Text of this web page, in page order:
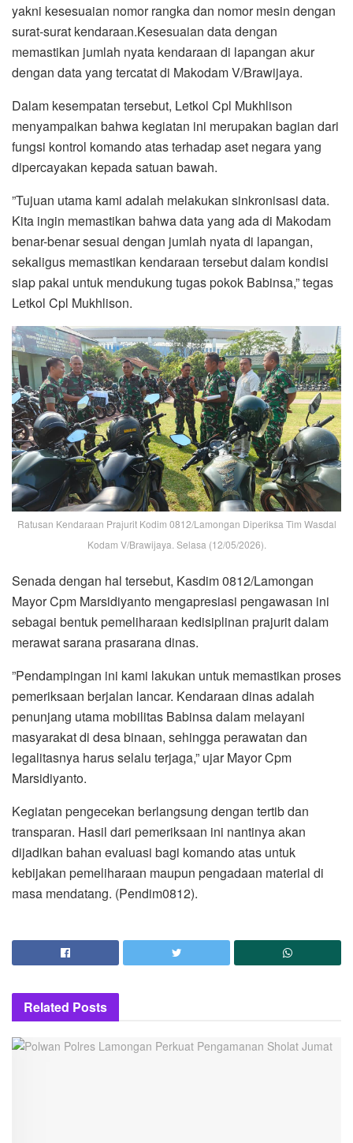
yakni kesesuaian nomor rangka dan nomor mesin dengan
surat-surat kendaraan.​Kesesuaian data dengan
memastikan jumlah nyata kendaraan di lapangan akur
dengan data yang tercatat di Makodam V/Brawijaya.
​Dalam kesempatan tersebut, Letkol Cpl Mukhlison
menyampaikan bahwa kegiatan ini merupakan bagian dari
fungsi kontrol komando atas terhadap aset negara yang
dipercayakan kepada satuan bawah.
​”Tujuan utama kami adalah melakukan sinkronisasi data.
Kita ingin memastikan bahwa data yang ada di Makodam
benar-benar sesuai dengan jumlah nyata di lapangan,
sekaligus memastikan kendaraan tersebut dalam kondisi
siap pakai untuk mendukung tugas pokok Babinsa,” tegas
Letkol Cpl Mukhlison.
Ratusan Kendaraan Prajurit Kodim 0812/Lamongan Diperiksa Tim Wasdal
Kodam V/Brawijaya. Selasa (12/05/2026).
​Senada dengan hal tersebut, Kasdim 0812/Lamongan
Mayor Cpm Marsidiyanto mengapresiasi pengawasan ini
sebagai bentuk pemeliharaan kedisiplinan prajurit dalam
merawat sarana prasarana dinas.
​”Pendampingan ini kami lakukan untuk memastikan proses
pemeriksaan berjalan lancar. Kendaraan dinas adalah
penunjang utama mobilitas Babinsa dalam melayani
masyarakat di desa binaan, sehingga perawatan dan
legalitasnya harus selalu terjaga,” ujar Mayor Cpm
Marsidiyanto.
​Kegiatan pengecekan berlangsung dengan tertib dan
transparan. Hasil dari pemeriksaan ini nantinya akan
dijadikan bahan evaluasi bagi komando atas untuk
kebijakan pemeliharaan maupun pengadaan material di
masa mendatang. (Pendim0812).
Related Posts